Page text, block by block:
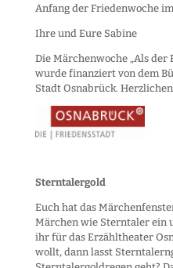
Anfang der Friedenwoche
Ihre und Eure Sabine
Die Märchenwoche „Als
wurde finanziert von dem
Stadt Osnabrück.
Sterntalergold
Euch hat das
Märchen wie Sterntaler ein
ihr für das Erzähltheater
wollt, dann lasst